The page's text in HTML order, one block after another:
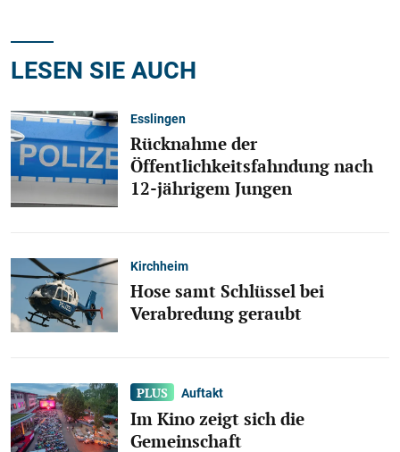
LESEN SIE AUCH
Esslingen
Rücknahme der
Öffentlichkeitsfahndung nach
12-jährigem Jungen
Kirchheim
Hose samt Schlüssel bei
Verabredung geraubt
Auftakt
Im Kino zeigt sich die
Gemeinschaft